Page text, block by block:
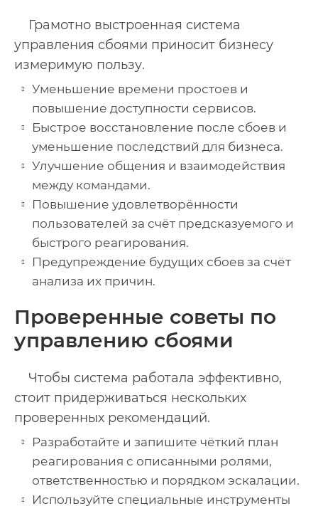
Грамотно выстроенная система
управления сбоями приносит бизнесу
измеримую пользу.
Уменьшение времени простоев и
повышение доступности сервисов.
Быстрое восстановление после сбоев и
уменьшение последствий для бизнеса.
Улучшение общения и взаимодействия
между командами.
Повышение удовлетворённости
пользователей за счёт предсказуемого и
быстрого реагирования.
Предупреждение будущих сбоев за счёт
анализа их причин.
Проверенные советы по
управлению сбоями
Чтобы система работала эффективно,
стоит придерживаться нескольких
проверенных рекомендаций.
Разработайте и запишите чёткий план
реагирования с описанными ролями,
ответственностью и порядком эскалации.
Используйте специальные инструменты